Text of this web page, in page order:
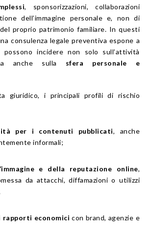
, sponsorizzazioni, collaborazioni
dell’immagine personale e, non di
proprio patrimonio familiare. In questi
consulenza legale preventiva espone a
possono incidere non solo sull’attività
anche sulla sfera personale e
giuridico, i principali profili di rischio
per i contenuti pubblicati, anche
informali;
e della reputazione online,
da attacchi, diffamazioni o utilizzi
rapporti economici con brand, agenzie e